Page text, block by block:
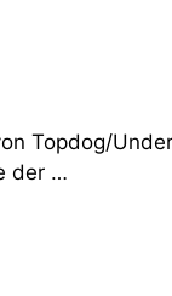
Topdog/
der …